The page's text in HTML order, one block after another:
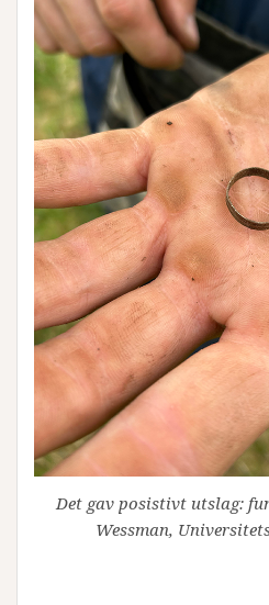
Det gav posistivt utslag:
Wessman,